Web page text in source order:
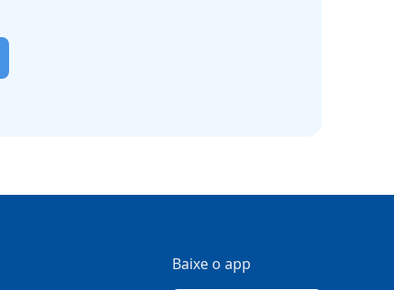
Baixe o app